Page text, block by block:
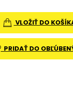
VLOŽIŤ DO
PRIDAŤ DO